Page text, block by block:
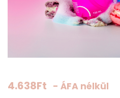
4.638Ft - ÁFA nélkül